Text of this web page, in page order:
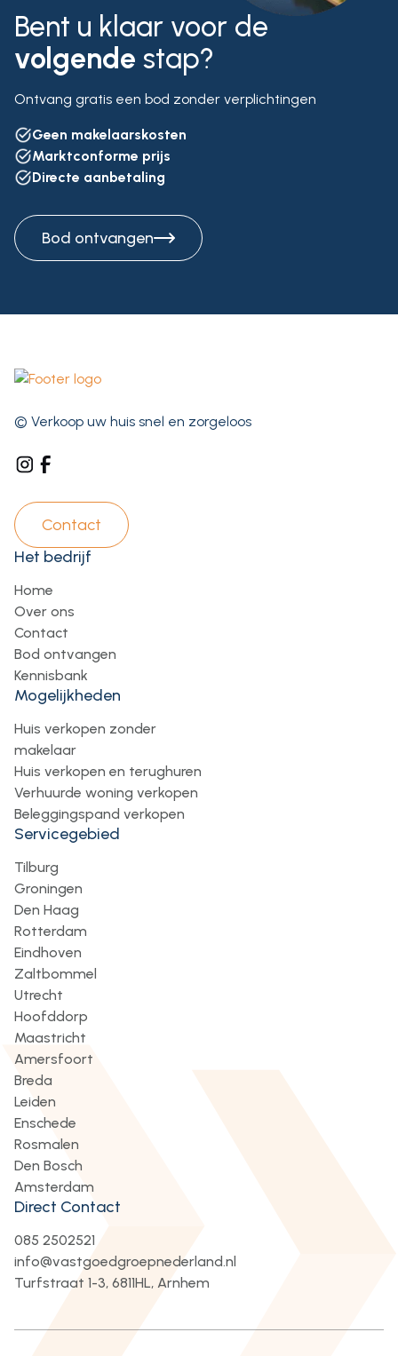
Bent u klaar voor de
volgende stap?
Ontvang gratis een bod zonder verplichtingen
Geen makelaarskosten
Marktconforme prijs
Directe aanbetaling
Bod ontvangen
© Verkoop uw huis snel en zorgeloos
Contact
Het bedrijf
Home
Over ons
Contact
Bod ontvangen
Kennisbank
Mogelijkheden
Huis verkopen zonder
makelaar
Huis verkopen en terughuren
Verhuurde woning verkopen
Beleggingspand verkopen
Servicegebied
Tilburg
Groningen
Den Haag
Rotterdam
Eindhoven
Zaltbommel
Utrecht
Hoofddorp
Maastricht
Amersfoort
Breda
Leiden
Enschede
Rosmalen
Den Bosch
Amsterdam
Direct Contact
085 2502521
info@vastgoedgroepnederland.nl
Turfstraat 1-3, 6811HL, Arnhem